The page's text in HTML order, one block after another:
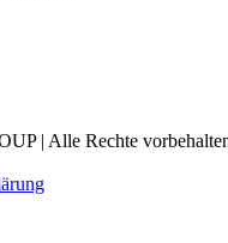
| Alle Rechte